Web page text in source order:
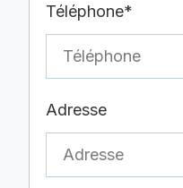
Téléphone*
Adresse